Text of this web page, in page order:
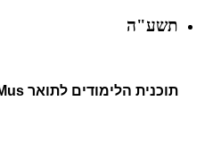
תשע"ה
תוכנית הלימודים לתואר B.Mus במסלול חד-חוגי